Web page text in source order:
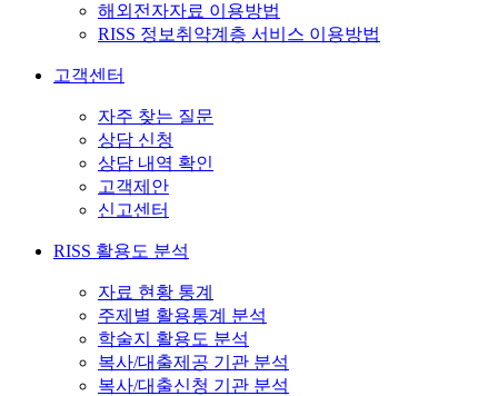
해외전자자료 이용방법
RISS 정보취약계층 서비스 이용방법
고객센터
자주 찾는 질문
상담 신청
상담 내역 확인
고객제안
신고센터
RISS 활용도 분석
자료 현황 통계
주제별 활용통계 분석
학술지 활용도 분석
복사/대출제공 기관 분석
복사/대출신청 기관 분석